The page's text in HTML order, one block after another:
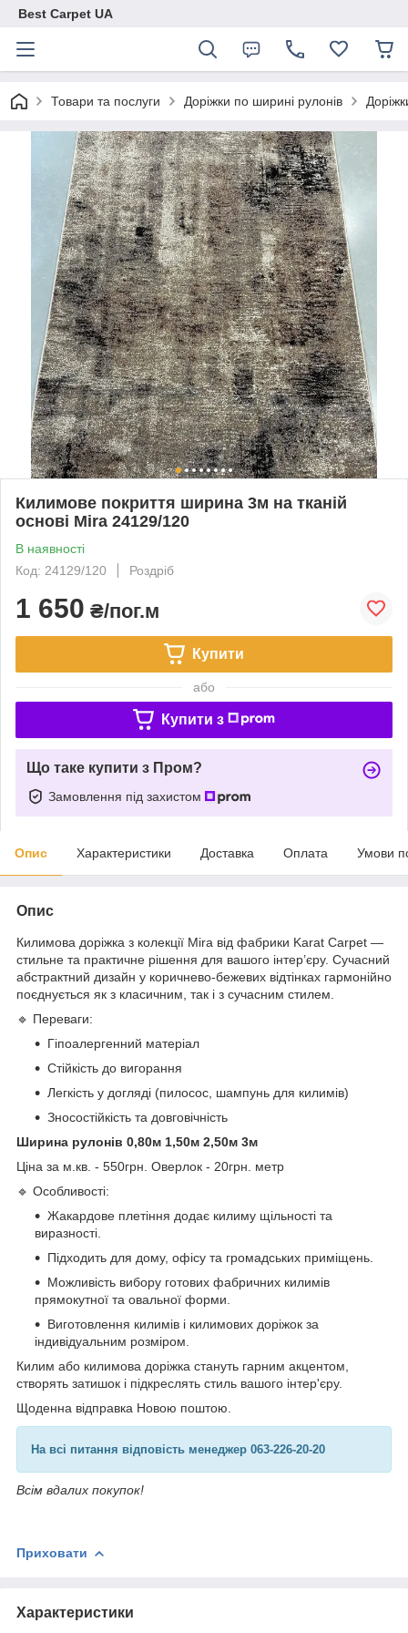
Best Carpet UA
Товари та послуги Доріжки по ширині рулонів
Килимове покриття ширина 3м на тканій
основі Mira 24129/120
В наявності
Код: 24129/120
Роздріб
1 650 ₴/пог.м
Купити
або
Купити з
Що таке купити з Пром?
Замовлення під захистом
Опис Характеристики Доставка Оплата Умови
Опис
Килимова доріжка з колекції Mira від фабрики Karat Carpet —
стильне та практичне рішення для вашого інтер’єру. Сучасний
абстрактний дизайн у коричнево-бежевих відтінках гармонійно
поєднується як з класичним, так і з сучасним стилем.
🔹 Переваги:
Гіпоалергенний матеріал
Стійкість до вигорання
Легкість у догляді (пилосос, шампунь для килимів)
Зносостійкість та довговічність
Ширина рулонів 0,80м 1,50м 2,50м 3м
Ціна за м.кв. - 550грн. Оверлок - 20грн. метр
🔹 Особливості:
Жакардове плетіння додає килиму щільності та
виразності.
Підходить для дому, офісу та громадських приміщень.
Можливість вибору готових фабричних килимів
прямокутної та овальної форми.
Виготовлення килимів і килимових доріжок за
індивідуальним розміром.
Килим або килимова доріжка стануть гарним акцентом,
створять затишок і підкреслять стиль вашого інтер'єру.
Щоденна відправка Новою поштою.
На всі питання відповість менеджер 063-226-20-20
Всім вдалих покупок!
Приховати
Характеристики